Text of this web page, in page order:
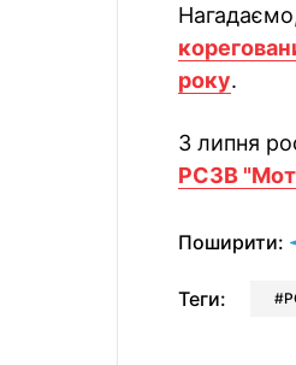
року.
3 липня
РСЗВ
Поширити:
Теги: